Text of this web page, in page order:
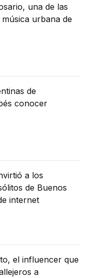
una de las
urbana de
de
conocer
a los
de Buenos
internet
el influencer que
a